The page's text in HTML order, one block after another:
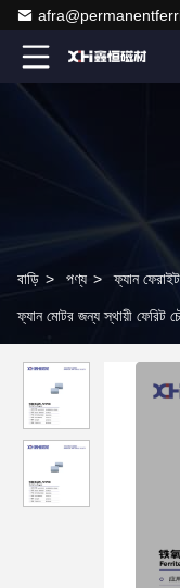
বাড়ি > পণ্য > ফ্যান
ফ্যান মোটর জন্য স্থায়ী